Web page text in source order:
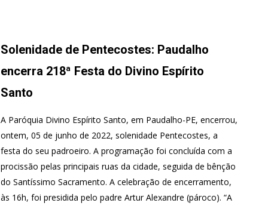
Solenidade de Pentecostes: Paudalho
encerra 218ª Festa do Divino Espírito
Santo
A Paróquia Divino Espírito Santo, em Paudalho-PE, encerrou,
ontem, 05 de junho de 2022, solenidade Pentecostes, a
festa do seu padroeiro. A programação foi concluída com a
procissão pelas principais ruas da cidade, seguida de bênção
do Santíssimo Sacramento. A celebração de encerramento,
às 16h, foi presidida pelo padre Artur Alexandre (pároco). “A